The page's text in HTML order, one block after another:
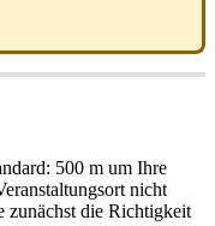
500 m um Ihre
nicht
zunächst die Richtigkeit